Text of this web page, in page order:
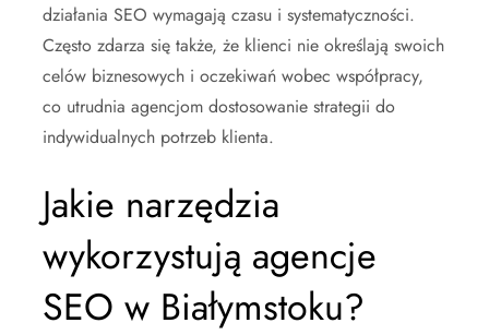
działania SEO wymagają czasu i systematyczności.
Często zdarza się także, że klienci nie określają swoich
celów biznesowych i oczekiwań wobec współpracy,
co utrudnia agencjom dostosowanie strategii do
indywidualnych potrzeb klienta.
Jakie narzędzia
wykorzystują agencje
SEO w Białymstoku?